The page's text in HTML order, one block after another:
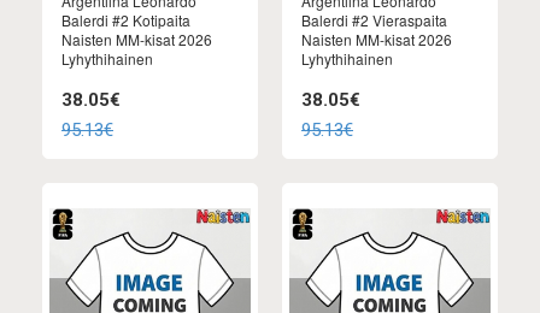
Balerdi #2 Kotipaita
Naisten MM-kisat 2026
Lyhythihainen
38.05€
95.13€
Balerdi #2 Vieraspaita
Naisten MM-kisat 2026
Lyhythihainen
38.05€
95.13€